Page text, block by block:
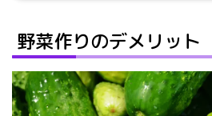
野菜作りのデメリット